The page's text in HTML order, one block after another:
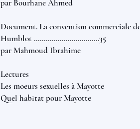
par Bourhane Ahmed
Document. La convention commerciale
Humblot .................................35
par Mahmoud Ibrahime
Lectures
Les moeurs sexuelles à Mayotte
Quel habitat pour Mayotte